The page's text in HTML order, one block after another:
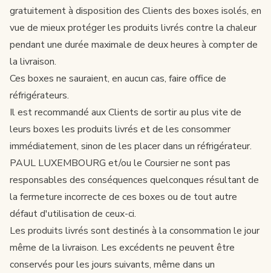
gratuitement à disposition des Clients des boxes isolés, en
vue de mieux protéger les produits livrés contre la chaleur
pendant une durée maximale de deux heures à compter de
la livraison.
Ces boxes ne sauraient, en aucun cas, faire office de
réfrigérateurs.
Il est recommandé aux Clients de sortir au plus vite de
leurs boxes les produits livrés et de les consommer
immédiatement, sinon de les placer dans un réfrigérateur.
PAUL LUXEMBOURG et/ou le Coursier ne sont pas
responsables des conséquences quelconques résultant de
la fermeture incorrecte de ces boxes ou de tout autre
défaut d'utilisation de ceux-ci.
Les produits livrés sont destinés à la consommation le jour
même de la livraison. Les excédents ne peuvent être
conservés pour les jours suivants, même dans un